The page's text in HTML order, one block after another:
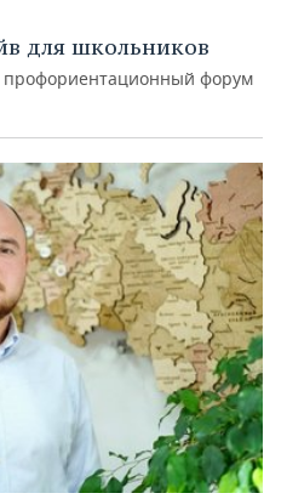
для школьников
профориентационный форум